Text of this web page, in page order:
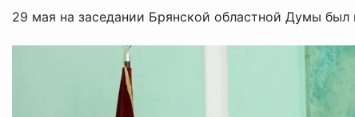
29 мая на заседании Брянской областной Думы